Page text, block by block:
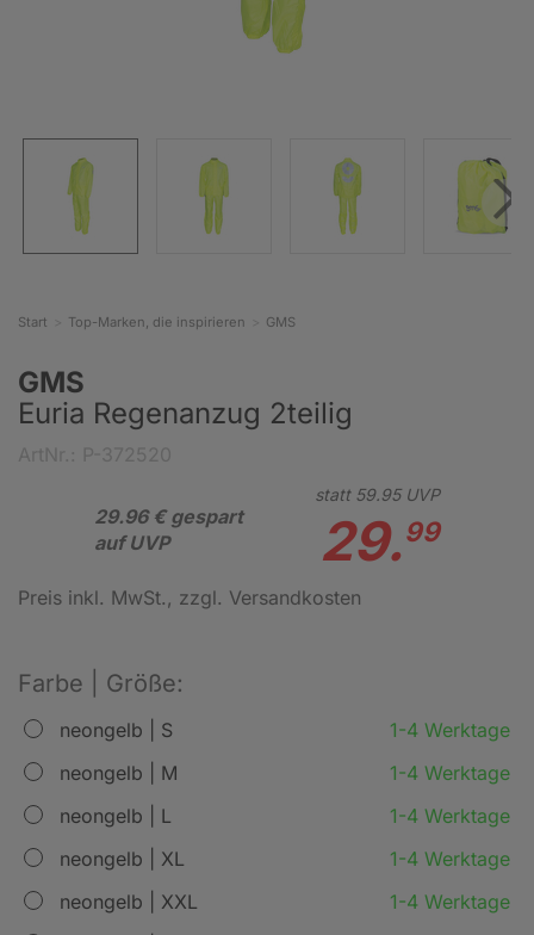
Start Top-Marken, die inspirieren GMS
GMS
Euria Regenanzug 2teilig
29.96 € gespart
auf UVP
statt 59.95UVP
29.99
Preis inkl. MwSt., zzgl. Versandkosten
Farbe | Größe:
neongelb | S
1-4 Werktage
neongelb | M
1-4 Werktage
neongelb | L
1-4 Werktage
neongelb | XL
1-4 Werktage
neongelb | XXL
1-4 Werktage